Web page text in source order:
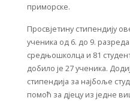
приморске.
Просвјетину стипендију
ученика од 6. до 9.
средњошколца и 81
добило је 27 ученика.
стипендија за најбоље
помоћ за дјецу из једне